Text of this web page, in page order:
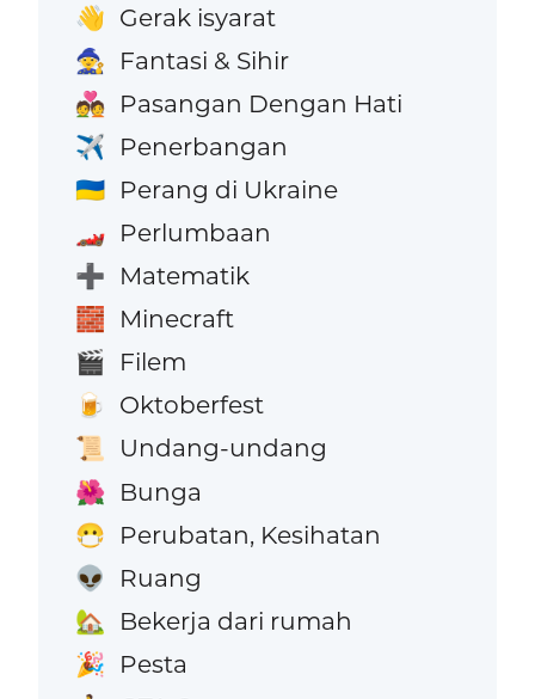
👋 Gerak isyarat
🧙 Fantasi & Sihir
💑 Pasangan Dengan Hati
✈️ Penerbangan
🇺🇦 Perang di Ukraine
🏎️ Perlumbaan
➕ Matematik
🧱 Minecraft
🎬 Filem
🍺 Oktoberfest
📜 Undang-undang
🌺 Bunga
😷 Perubatan, Kesihatan
👽 Ruang
🏡 Bekerja dari rumah
🎉 Pesta